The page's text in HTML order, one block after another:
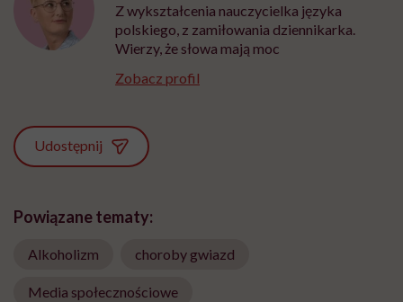
Z wykształcenia nauczycielka języka
polskiego, z zamiłowania dziennikarka.
Wierzy, że słowa mają moc
Zobacz profil
Udostępnij
Powiązane tematy:
Alkoholizm choroby gwiazd
Media społecznościowe